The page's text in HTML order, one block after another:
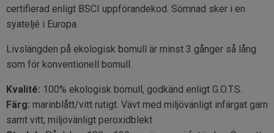
certifierad enligt BSCI uppförandekod. Sömnad sker i en
syateljé i Europa.
Livslängden på ekologisk bomull är minst 3 gånger så lång
som för konventionell bomull.
Kvalité: 100% ekologisk bomull, godkänd enligt G.O.T.S.
Färg: marinblått/vitt rutigt. Vävt med miljövänligt infärgat garn
samt vitt, miljövänligt peroxidblekt